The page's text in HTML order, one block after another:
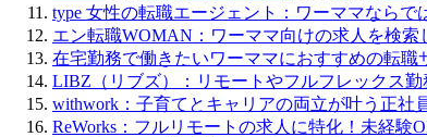
type 女性の転職エージェント：ワーママならで
エン転職WOMAN：ワーママ向けの求人を検索
在宅勤務で働きたいワーママにおすすめの転職
LIBZ（リブズ）：リモートやフルフレックス勤
withwork：子育てとキャリアの両立が叶う正社
ReWorks：フルリモートの求人に特化！未経験